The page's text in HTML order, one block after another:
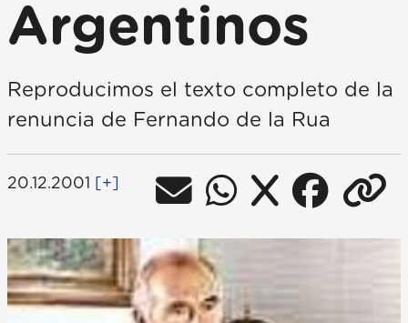
Argentinos
Reproducimos el texto completo de la
renuncia de Fernando de la Rua
20.12.2001 [+]